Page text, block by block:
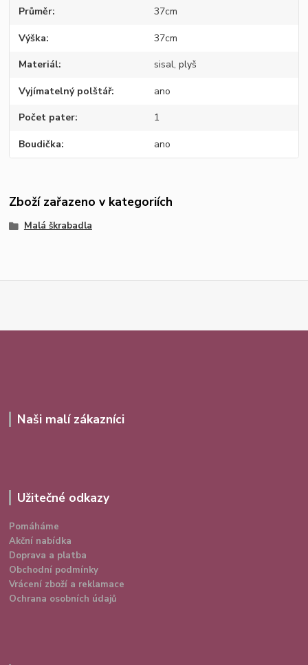
Průměr 37cm
Výška 37cm
Materiál sisal, plyš
Vyjímatelný polštář ano
Počet pater 1
Boudička ano
Zboží zařazeno v kategoriích
Malá škrabadla
Naši malí zákazníci
Užitečné odkazy
Pomáháme
Akční nabídka
Doprava a platba
Obchodní podmínky
Vrácení zboží a reklamace
Ochrana osobních údajů